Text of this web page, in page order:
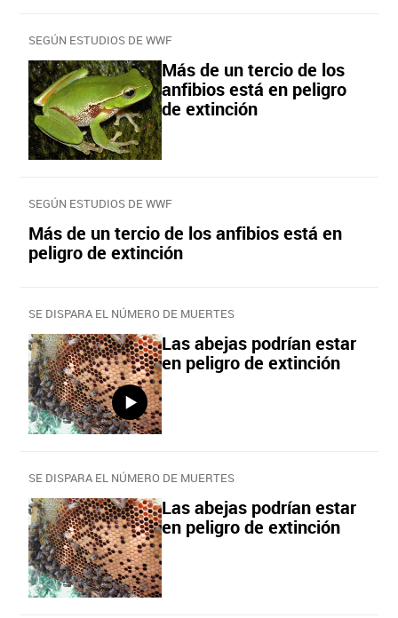
SEGÚN ESTUDIOS DE WWF
Más de un tercio de los
anfibios está en peligro
de extinción
SEGÚN ESTUDIOS DE WWF
Más de un tercio de los anfibios está en
peligro de extinción
SE DISPARA EL NÚMERO DE MUERTES
Las abejas podrían estar
en peligro de extinción
SE DISPARA EL NÚMERO DE MUERTES
Las abejas podrían estar
en peligro de extinción